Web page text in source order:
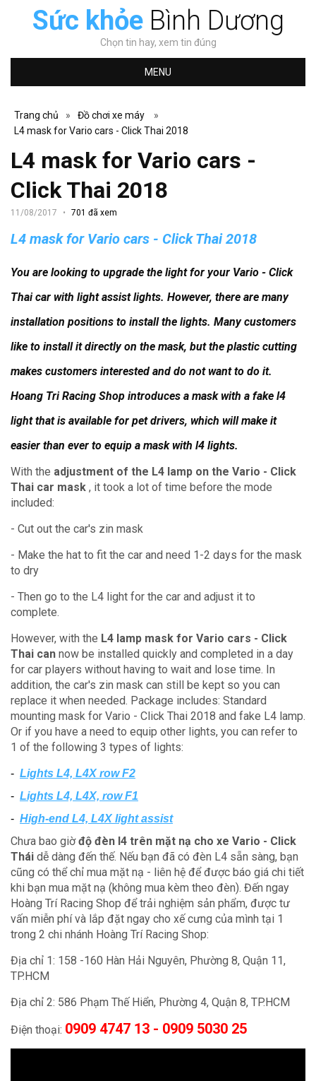
Sức khỏeBình Dương
Chọn tin hay, xem tin đúng
MENU
Trang chủ » Đồ chơi xe máy
»
L4 mask for Vario cars - Click Thai 2018
L4 mask for Vario cars -
Click Thai 2018
11/08/2017 701 đã xem
L4 mask for Vario cars - Click Thai 2018
You are looking to upgrade the light for your Vario - Click
Thai car with light assist lights. However, there are many
installation positions to install the lights. Many customers
like to install it directly on the mask, but the plastic cutting
makes customers interested and do not want to do it.
Hoang Tri Racing Shop introduces a mask with a fake l4
light that is available for pet drivers, which will make it
easier than ever to equip a mask with l4 lights.
With the adjustment of the L4 lamp on the Vario - Click
Thai car mask , it took a lot of time before the mode
included:
- Cut out the car's zin mask
- Make the hat to fit the car and need 1-2 days for the mask
to dry
- Then go to the L4 light for the car and adjust it to
complete.
However, with the L4 lamp mask for Vario cars - Click
Thai can now be installed quickly and completed in a day
for car players without having to wait and lose time. In
addition, the car's zin mask can still be kept so you can
replace it when needed. Package includes: Standard
mounting mask for Vario - Click Thai 2018 and fake L4 lamp.
Or if you have a need to equip other lights, you can refer to
1 of the following 3 types of lights:
- Lights L4, L4X row F2
- Lights L4, L4X, row F1
- High-end L4, L4X light assist
Chưa bao giờđộ đèn l4 trên mặt nạ cho xe Vario - Click
Thái dễ dàng đến thế. Nếu bạn đã có đèn L4 sẵn sàng, bạn
cũng có thể chỉ mua mặt nạ - liên hệ để được báo giá chi tiết
khi bạn mua mặt nạ (không mua kèm theo đèn). Đến ngay
Hoàng Trí Racing Shop để trải nghiệm sản phẩm, được tư
vấn miễn phí và lắp đặt ngay cho xế cưng của mình tại 1
trong 2 chi nhánh Hoàng Trí Racing Shop:
Địa chỉ 1: 158 -160 Hàn Hải Nguyên, Phường 8, Quận 11,
TP.HCM
Địa chỉ 2: 586 Phạm Thế Hiển, Phường 4, Quận 8, TP.HCM
Điện thoại: 0909 4747 13 - 0909 5030 25